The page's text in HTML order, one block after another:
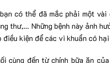
có thể đã mắc phải một vài
thư,… Những bệnh này ảnh
kiện để các vi khuẩn có
cùng đến từ chính bữa ăn